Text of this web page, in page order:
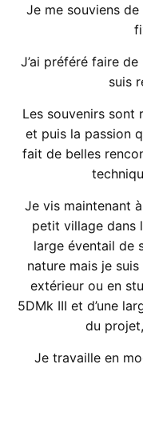
Je me souviens
J’ai préféré faire
suis
Les souvenirs sont
et puis la passion
fait de belles
Je vis maintenant
petit village dans
large éventail de
nature mais je
extérieur ou en
5DMk III et d’une
du
Je travaille en